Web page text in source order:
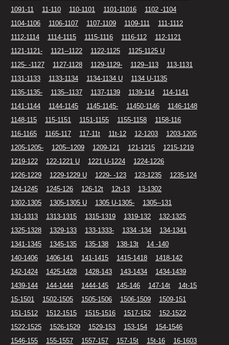
1091-11
11-110 110-1101 1101-11016
1102 -1104
1104-1106
1106-1107 1107-1109 1109-111
111-1112
1112-1114
1114-1115 1115-1116 1116-112
112-1121
1121-1121-
1121--1122 1122-1125
1125-1125 U
1125- -1127
1127-1128 1129-1129- 1129--113
113-1131
1131-1133
1133-1134 1134-1134 U
1134 U-1135
1135-1135-
1135--1137 1137-1139 1139-114
114-1141
1141-1144
1144-1145 1145-1145- 11450-1146
1146-1148
1148-115
115-1151 1151-1155 1155-1158
1158-116
116-1165
1165-117 117-11t 11t-12 12-1203
1203-1205
1205-1205-
1205--1209 1209-121 121-1215
1215-1219
1219-122
122-1221 U 1221 U-1224
1224-1226
1226-1229
1229-1229 U 1229- -123 123-1235
1235-124
124-1245
1245-126 126-12t 12t-13
13-1302
1302-1305
1305-1305 U 1305 U-1305-
1305--131
131-1313
1313-1315 1315-1319 1319-132
132-1325
1325-1328
1329-133 133-1333- 1334 -134
134-1341
1341-1345
1345-135 135-138 138-13t
14 -140
140-1406
1406-141 141-1415 1415-1418
1418-142
142-1424
1425-1428 1428-143 143-1434
1434-1439
1439-144
144-1444 1444-145 145-146 147-14t
14t-15
15-1501
1502-1505 1505-1506 1506-1509
1509-151
151-1512
1512-1515 1515-1516 1517-152
152-1522
1522-1525
1526-1529 1529-153 153-154
154-1546
1546-155
155-1557 1557-157 157-15t 15t-16
16-1603